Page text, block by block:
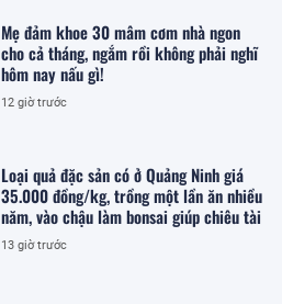
Mẹ đảm khoe 30 mâm cơm nhà ngon
cho cả tháng, ngắm rồi không phải nghĩ
hôm nay nấu gì!
12 giờ trước
Loại quả đặc sản có ở Quảng Ninh giá
35.000 đồng/kg, trồng một lần ăn nhiều
năm, vào chậu làm bonsai giúp chiêu tài
13 giờ trước